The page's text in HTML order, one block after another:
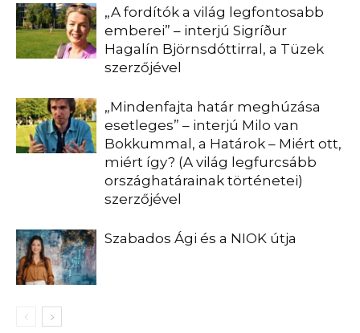
„A fordítók a világ legfontosabb
emberei” – interjú Sigríður
Hagalín Björnsdóttirral, a Tüzek
szerzőjével
„Mindenfajta határ meghúzása
esetleges” – interjú Milo van
Bokkummal, a Határok – Miért ott,
miért így? (A világ legfurcsább
országhatárainak történetei)
szerzőjével
Szabados Ági és a NIOK útja